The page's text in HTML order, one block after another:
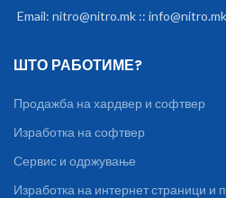
Email: nitro@nitro.mk ::
ШТО РАБОТИМЕ?
Продажба на хардвер и софтвер
Изработка на софтвер
Сервис и одржување
Изработка на интернет страници и